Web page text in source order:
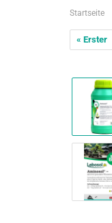
Startseite
« Erster